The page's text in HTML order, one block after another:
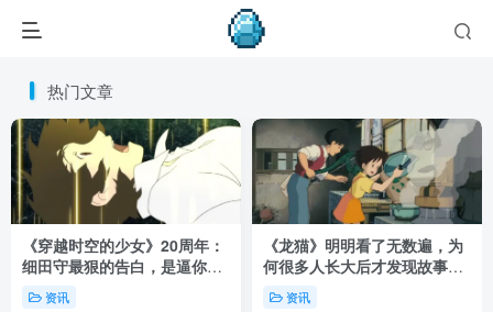
热门文章
《穿越时空的少女》20周年：
细田守最狠的告白，是逼你承
认有些夏天回不去了！
资讯
《龙猫》明明看了无数遍，为
何很多人长大后才发现故事根
本不在 1988 年！
资讯